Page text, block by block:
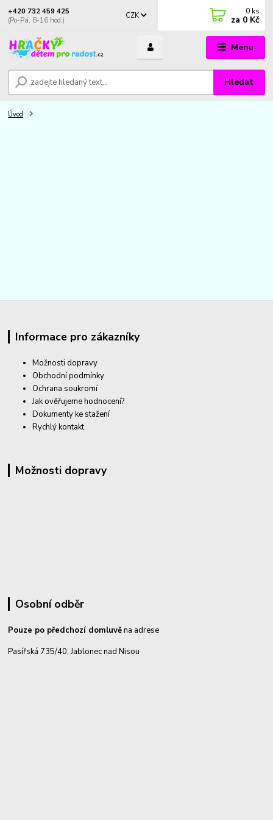
Menu
CZK
Hledat
+420 732 459 425
(Po-Pá, 8-16 hod.)
0 ks
za 0 Kč
Úvod
Informace pro zákazníky
Možnosti dopravy
Obchodní podmínky
Ochrana soukromí
Jak ověřujeme hodnocení?
Dokumenty ke stažení
Rychlý kontakt
Možnosti dopravy
Osobní odběr
Pouze po předchozí domluvěna adrese
Pasířská 735/40, Jablonec nad Nisou